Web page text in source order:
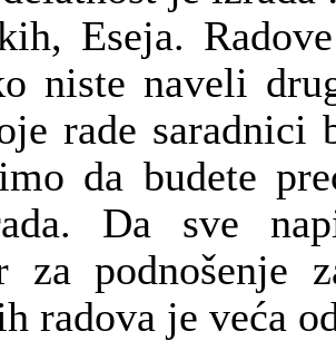
Eseja.
niste naveli
rade saradnici
da budete
Da sve
za podnošenje
radova je veća